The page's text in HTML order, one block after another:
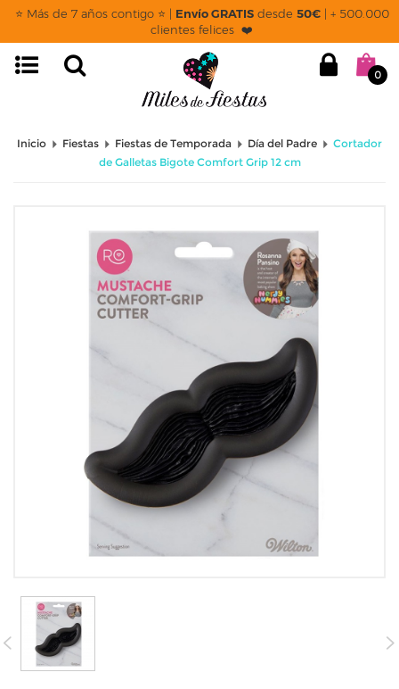
⭐ Más de 7 años contigo ⭐ | Envío GRATISdesde 50€| + 500.000
clientes felices ❤️
0
Inicio Fiestas Fiestas de Temporada Día del Padre
Cortador
de Galletas Bigote Comfort Grip 12 cm